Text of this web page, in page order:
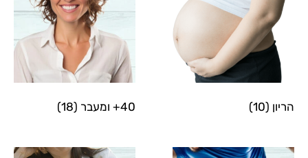
הריון 40+ ומעבר